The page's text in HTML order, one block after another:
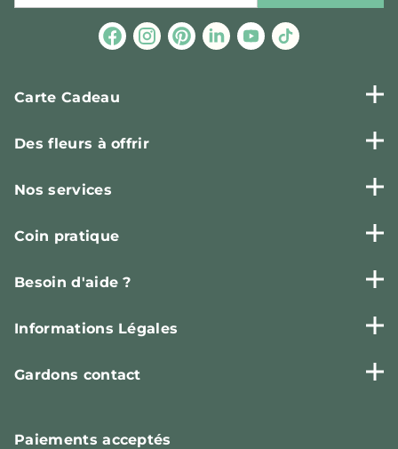
Carte Cadeau
Des fleurs à offrir
Nos services
Coin pratique
Besoin d'aide ?
Informations Légales
Gardons contact
Paiementsacceptés